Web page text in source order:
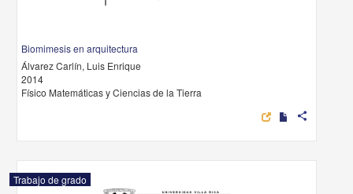
Biomimesis en arquitectura
Álvarez Carlín, Luis Enrique
2014
Físico Matemáticas y Ciencias de la Tierra
share
Trabajo de grado